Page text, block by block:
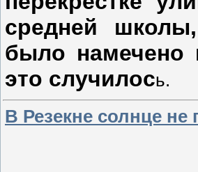
средней
было намечено
это случилось.
В Резекне солнце не